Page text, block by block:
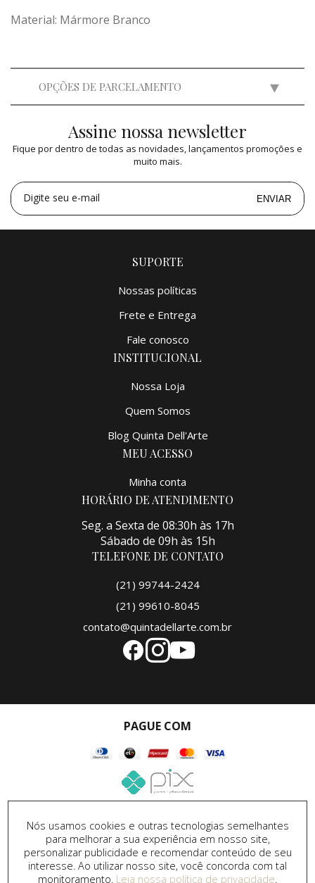
Material: Mármore Branco
OPÇÕES DE PARCELAMENTO
deR$ 9.750,00=R$ 19.500,00
3x deR$ 6.499,35 =R$ 19.498,05
R$ 3.900,00
Assine nossa newsletter
Fique por dentro de todas as novidades, lançamentos promoções e
muito mais.
Digite seu e-mail ENVIAR
SUPORTE
Nossas políticas
Frete e Entrega
Fale conosco
INSTITUCIONAL
Nossa Loja
Quem Somos
Blog Quinta Dell'Arte
MEU ACESSO
Minha conta
HORÁRIO DE ATENDIMENTO
Seg. a Sexta de 08:30h às 17h
Sábado de 09h às 15h
TELEFONE DE CONTATO
(21) 99744-2424
(21) 99610-8045
contato@quintadellarte.com.br
PAGUE COM
SEGURANÇA
Nós usamos cookies e outras tecnologias semelhantes
para melhorar a sua experiência em nosso site,
personalizar publicidade e recomendar conteúdo de seu
interesse. Ao utilizar nosso site, você concorda com tal
monitoramento. Leia nossa política de privacidade.